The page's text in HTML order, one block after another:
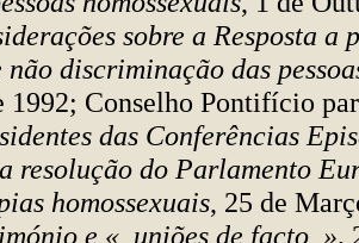
sobre a Resposta a
discriminação das
1992; Conselho Pontifício
das Conferências
resolução do Parlamento
homossexuais, 25 de
e « uniões de facto »,